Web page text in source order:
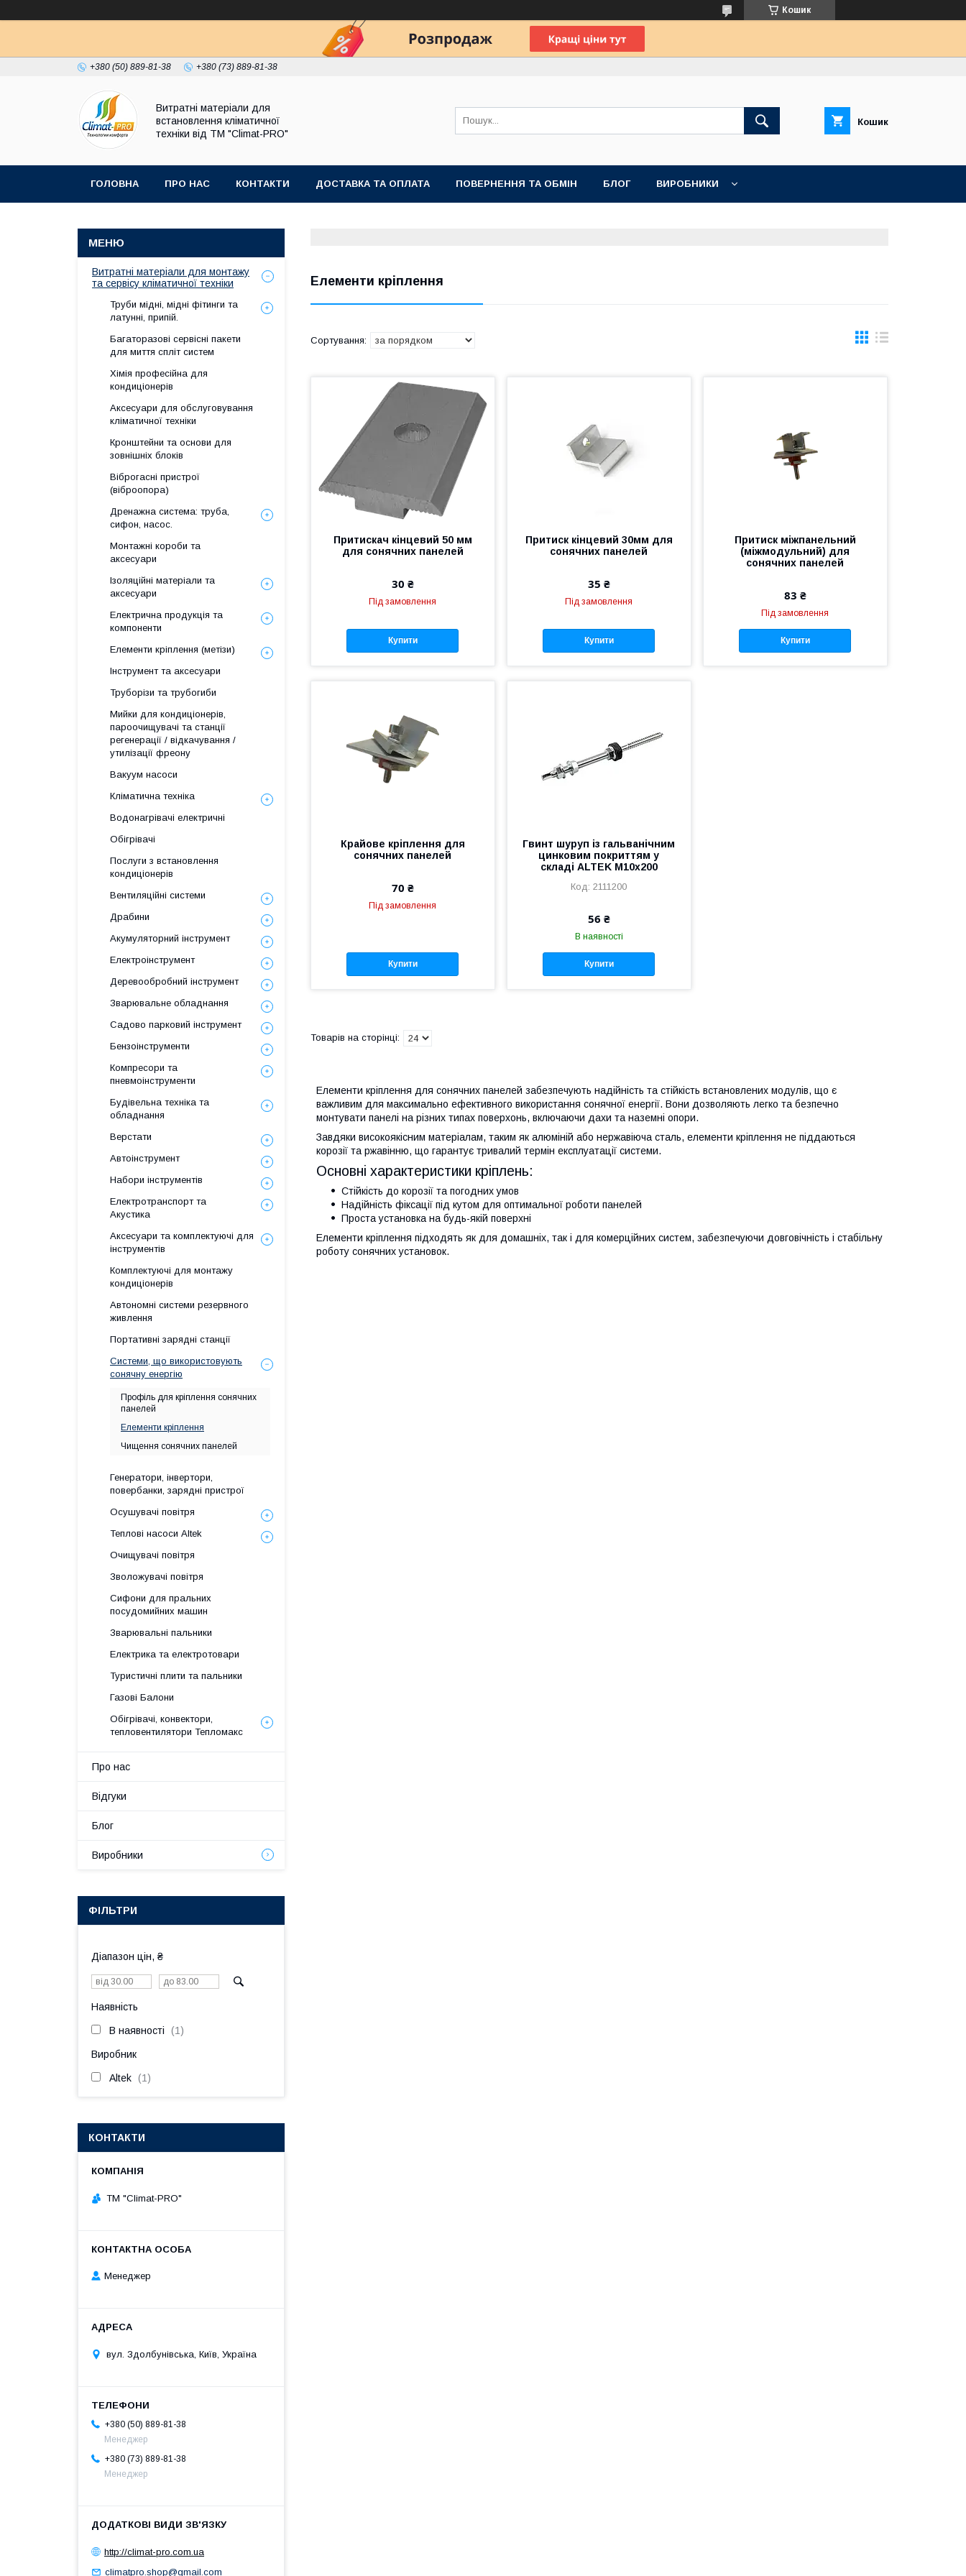
Кошик
+380 (50) 889-81-38 +380 (73) 889-81-38
Витратні матеріали для
встановлення кліматичної
техніки від ТМ "Climat-PRO"
Кошик
ГОЛОВНА ПРО НАС КОНТАКТИ ДОСТАВКА ТА ОПЛАТА ПОВЕРНЕННЯ ТА ОБМІН БЛОГ ВИРОБНИКИ
Елементи кріплення
Притискач кінцевий 50 мм
для сонячних панелей
30 ₴
Під замовлення
Купити
Притиск кінцевий 30мм для
сонячних панелей
35 ₴
Під замовлення
Купити
Притиск міжпанельний
(міжмодульний) для
сонячних панелей
83 ₴
Під замовлення
Купити
Крайове кріплення для
сонячних панелей
70 ₴
Під замовлення
Купити
Гвинт шуруп із гальванічним
цинковим покриттям у
складі ALTEK М10х200
2111200
56 ₴
В наявності
Купити
Елементи кріплення для сонячних панелей забезпечують надійність та стійкість встановлених модулів, що є
важливим для максимально ефективного використання сонячної енергії. Вони дозволяють легко та безпечно
монтувати панелі на різних типах поверхонь, включаючи дахи та наземні опори.
Завдяки високоякісним матеріалам, таким як алюміній або нержавіюча сталь, елементи кріплення не піддаються
корозії та ржавінню, що гарантує тривалий термін експлуатації системи.
Основні характеристики кріплень:
Стійкість до корозії та погодних умов
Надійність фіксації під кутом для оптимальної роботи панелей
Проста установка на будь-якій поверхні
Елементи кріплення підходять як для домашніх, так і для комерційних систем, забезпечуючи довговічність і стабільну
роботу сонячних установок.
Витратні матеріали для монтажу
та сервісу кліматичної техніки
Труби мідні, мідні фітинги та
латунні, припій.
Багаторазові сервісні пакети
для миття спліт систем
Хімія професійна для
кондиціонерів
Аксесуари для обслуговування
кліматичної техніки
Кронштейни та основи для
зовнішніх блоків
Віброгасні пристрої
(віброопора)
Дренажна система: труба,
сифон, насос.
Монтажні короби та
аксесуари
Ізоляційні матеріали та
аксесуари
Електрична продукція та
компоненти
Елементи кріплення (метізи)
Інструмент та аксесуари
Труборізи та трубогиби
Мийки для кондиціонерів,
пароочищувачі та станції
регенерації / відкачування /
утилізації фреону
Вакуум насоси
Кліматична техніка
Водонагрівачі електричні
Обігрівачі
Послуги з встановлення
кондиціонерів
Вентиляційні системи
Драбини
Акумуляторний інструмент
Електроінструмент
Деревообробний інструмент
Зварювальне обладнання
Садово парковий інструмент
Бензоінструменти
Компресори та
пневмоінструменти
Будівельна техніка та
обладнання
Верстати
Автоінструмент
Набори інструментів
Електротранспорт та
Акустика
Аксесуари та комплектуючі для
інструментів
Комплектуючі для монтажу
кондиціонерів
Автономні системи резервного
живлення
Портативні зарядні станції
Системи, що використовують
сонячну енергію
Профіль для кріплення сонячних
панелей
Елементи кріплення
Чищення сонячних панелей
Генератори, інвертори,
повербанки, зарядні пристрої
Осушувачі повітря
Теплові насоси Altek
Очищувачі повітря
Зволожувачі повітря
Сифони для пральних
посудомийних машин
Зварювальні пальники
Електрика та електротовари
Туристичні плити та пальники
Газові Балони
Обігрівачі, конвектори,
тепловентилятори Тепломакс
Про нас
Відгуки
Блог
Виробники
ФІЛЬТРИ
Діапазон цін, ₴
Наявність
В наявності 1
Виробник
Altek 1
КОНТАКТИ
ТМ "Climat-PRO"
Менеджер
вул. Здолбунівська, Київ, Україна
+380 (50) 889-81-38
Менеджер
+380 (73) 889-81-38
Менеджер
http://climat-pro.com.ua
climatpro.shop@gmail.com